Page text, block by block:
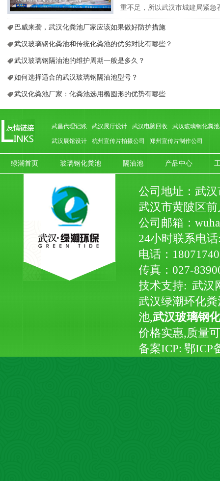
重不足，所以武汉市城建局紧急
专题会议，要求参照2003年抗
模式，在武汉职工疗养院建设
山医院 ，火...
巴威来袭，武汉化粪池厂家应该如果做好防护措施
武汉玻璃钢化粪池和传统化粪池的优劣对比有哪些？
武汉玻璃钢隔油池的维护周期一般是多久？
如何选择适合的武汉玻璃钢隔油池型号？
武汉化粪池厂家：化粪池选用椭圆形的优势有哪些
武昌代理记账 武汉展厅设计 武汉电脑回收 武汉玻璃钢化粪池
武汉展馆设计 杭州宣传片拍摄公司 郑州宣传片制作公司
绿潮首页 玻璃钢化粪池 隔油池 产品中心
公司地址：武
武汉市黄陂区
公司邮箱：
24小时联系电
电话：
传真：027-
技术支持: 武汉
武汉绿潮环化
池,武汉玻璃钢
价格实惠,质量
备案ICP: 鄂ICP